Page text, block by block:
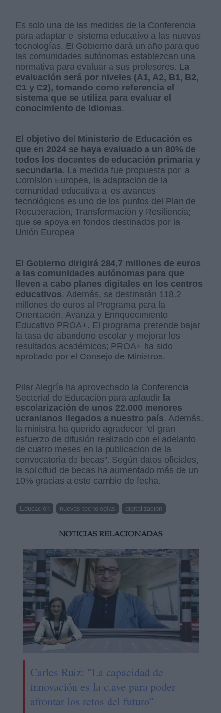
Es solo una de las medidas de la Conferencia
para adaptar el sistema educativo a las nuevas
tecnologías. El Gobierno dará un año para que
las comunidades autónomas establezcan una
normativa para evaluar a sus profesores. La
evaluación será por niveles (A1, A2, B1, B2,
C1 y C2), tomando como referencia el
sistema que se utiliza para evaluar el
conocimiento de idiomas.
El objetivo del Ministerio de Educación es
que en 2024 se haya evaluado a un 80% de
todos los docentes de educación primaria y
secundaria. La medida fue propuesta por la
Comisión Europea, la adaptación de la
comunidad educativa a los avances
tecnológicos es uno de los puntos del Plan de
Recuperación, Transformación y Resiliencia;
que se apoya en fondos destinados por la
Unión Europea
El Gobierno dirigirá 284,7 millones de euros
a las comunidades autónomas para que
lleven a cabo planes digitales en los centros
educativos. Además, se destinarán 118,2
millones de euros al Programa para la
Orientación, Avanza y Enriquecimiento
Educativo PROA+. El programa pretende bajar
la tasa de abandono escolar y mejorar los
resultados académicos; PROA+ ha sido
aprobado por el Consejo de Ministros.
Pilar Alegría ha aprovechado la Conferencia
Sectorial de Educación para aplaudir la
escolarización de unos 22.000 menores
ucranianos llegados a nuestro país. Además,
la ministra ha querido agradecer "el gran
esfuerzo de difusión realizado con el adelanto
de cuatro meses en la publicación de la
convocatoria de becas". Según datos oficiales,
la solicitud de becas ha aumentado más de un
10% gracias a este cambio de fecha.
Educación nuevas tecnologías digitalización
NOTICIAS RELACIONADAS
Carles Ruiz: "La capacidad de
innovación es la clave para poder
afrontar los retos del futuro"